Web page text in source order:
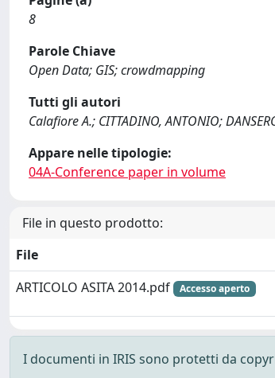
8
Parole Chiave
Open Data; GIS; crowdmapping
Tutti gli autori
Calafiore A.; CITTADINO, ANTONIO;
Appare nelle tipologie:
04A-Conference paper in volume
File in questo prodotto:
File
ARTICOLO ASITA 2014.pdf
Accesso aperto
I documenti in IRIS sono protetti da